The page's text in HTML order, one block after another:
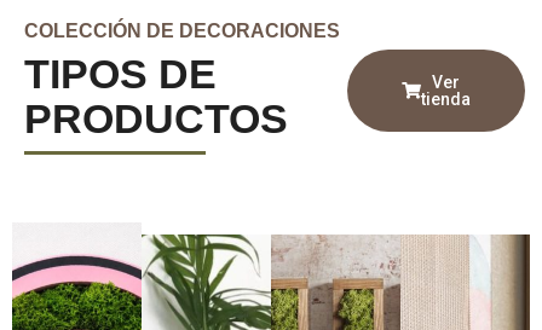
COLECCIÓN DE DECORACIONES
TIPOS DE
PRODUCTOS
Ver
tienda